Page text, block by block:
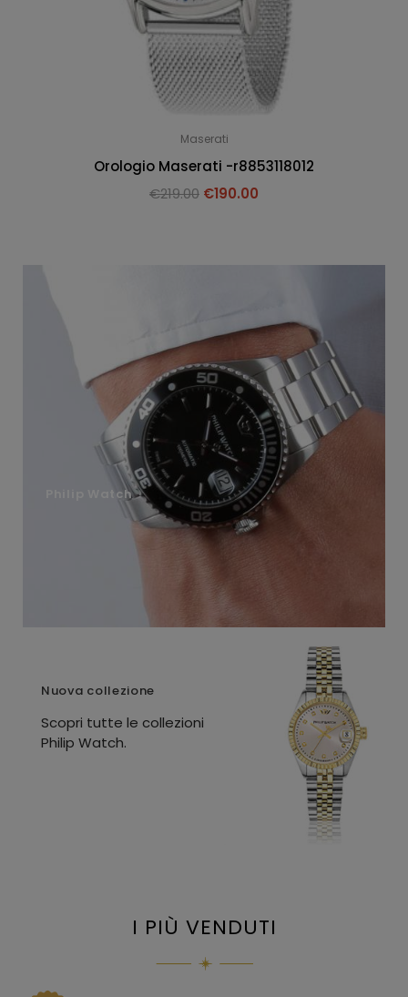
Maserati
Orologio Maserati -r8853118012
€219.00 €190.00
Philip Watch
Nuova collezione
Scopri tutte le collezioni
Philip Watch.
I PIÙ VENDUTI